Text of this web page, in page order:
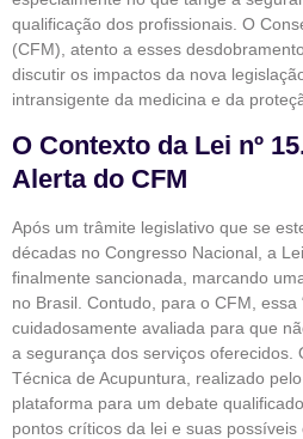
qualificação dos profissionais. O
(CFM), atento a esses
discutir os impactos da nova
intransigente da medicina e da
O Contexto da Lei nº
Alerta do CFM
Após um trâmite legislativo que se
décadas no Congresso Nacional, a
finalmente sancionada, marcando
no Brasil. Contudo, para o CFM, essa
cuidadosamente avaliada para que
a segurança dos serviços oferecidos.
Técnica de Acupuntura, realizado
plataforma para um debate
pontos críticos da lei e suas